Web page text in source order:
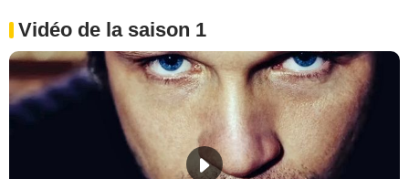
Vidéo de la saison 1